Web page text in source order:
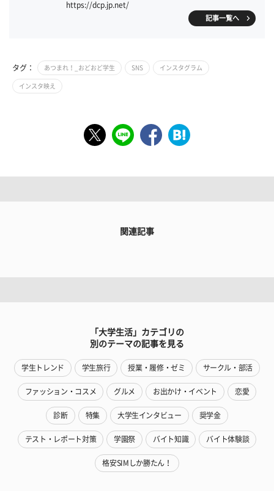
https://dcp.jp.net/
記事一覧へ
タグ： あつまれ！_おどおど学生 SNS インスタグラム
インスタ映え
関連記事
「大学生活」カテゴリの
別のテーマの記事を見る
学生トレンド 学生旅行 授業・履修・ゼミ サークル・部活
ファッション・コスメ グルメ お出かけ・イベント 恋愛
診断 特集 大学生インタビュー 奨学金
テスト・レポート対策 学園祭 バイト知識 バイト体験談
格安SIMしか勝たん！